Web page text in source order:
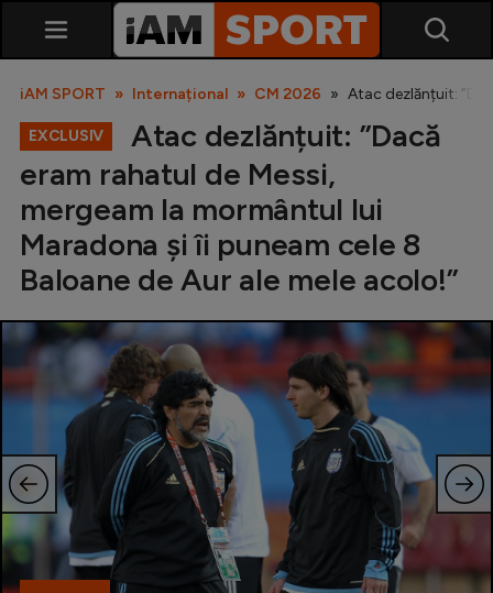
SuperLiga
Liga 2
Cupa României
Echipa Națională
U21
Fotbal feminin
iAM SPORT Internațional CM 2026 Atac dezlănțuit:
EXCLUSIV
Atac dezlănțuit: ”Dacă
eram rahatul de Messi,
mergeam la mormântul lui
Maradona și îi puneam cele 8
Baloane de Aur ale mele acolo!”